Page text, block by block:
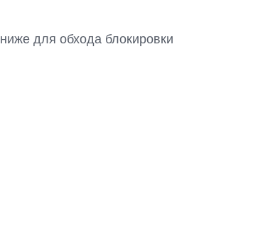
для обхода блокировки